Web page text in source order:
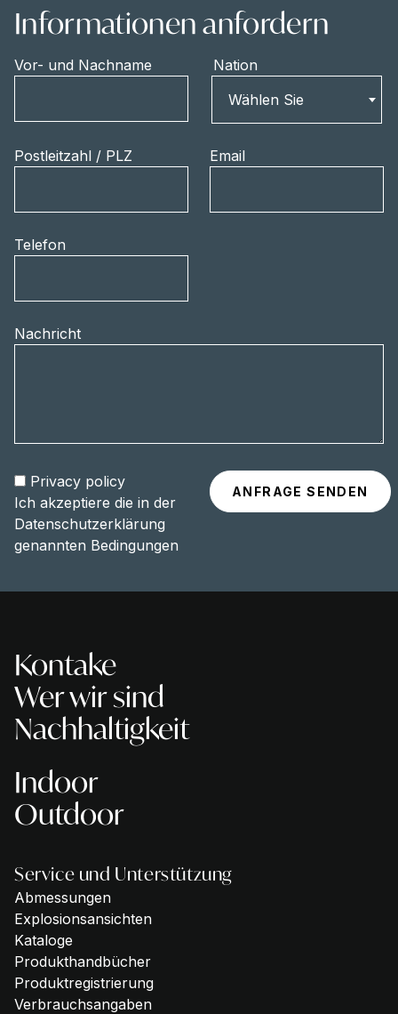
Informationen anfordern
Vor- und Nachname
Nation
Wählen Sie
Postleitzahl / PLZ Email
Telefon
Nachricht
Privacy policy
Ich akzeptiere die in der
Datenschutzerklärung
genannten Bedingungen
Kontake
Wer wir sind
Nachhaltigkeit
Indoor
Outdoor
Service und Unterstützung
Abmessungen
Explosionsansichten
Kataloge
Produkthandbücher
Produktregistrierung
Verbrauchsangaben